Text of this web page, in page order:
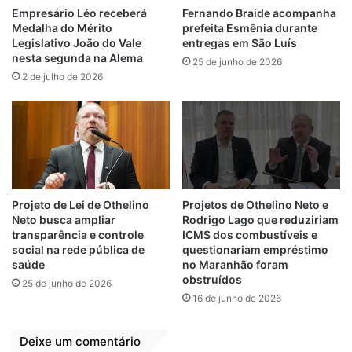
“São mais de R$ 2 bilhões em empréstimos.
Mais uma dívida para o Estado que já tem
um dos ICMS mais altos do país e ainda
enfrenta problemas graves em áreas
Em outra manifestação, Fernando Braide foi
direto ao justificar seu voto: “Sou contra.
Gestão se faz com responsabilidade e
respeito pelo povo e pelos recursos
públicos.”
A votação reacendeu o debate sobre
prioridades do governo estadual e o
impacto dos empréstimos nas finanças
alegam que o estado continua enfrentando
Empresário Léo receberá
Medalha do Mérito
Legislativo João do Vale
nesta segunda na Alema
2 de julho de 2026
Fernando Braide acompanha
prefeita Esmênia durante
entregas em São Luís
25 de junho de 2026
Projeto de Lei de Othelino
Neto busca ampliar
transparência e controle
social na rede pública de
saúde
25 de junho de 2026
Projetos de Othelino Neto e
Rodrigo Lago que reduziriam
ICMS dos combustíveis e
questionariam empréstimo
no Maranhão foram
obstruídos
16 de junho de 2026
Deixe um comentário